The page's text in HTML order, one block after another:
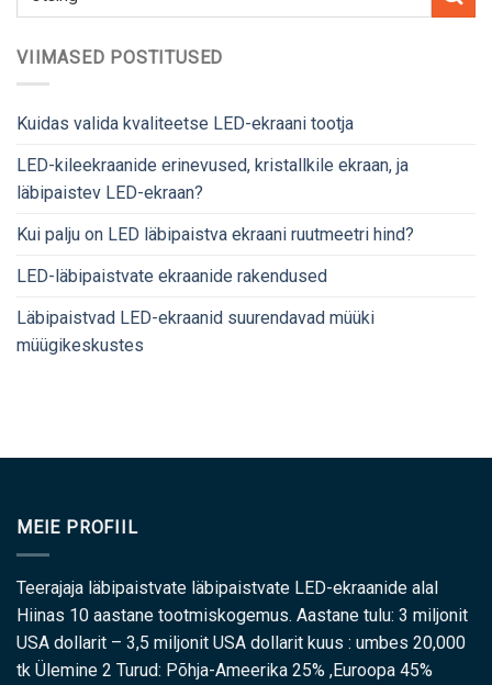
VIIMASED POSTITUSED
Kuidas valida kvaliteetse LED-ekraani tootja
LED-kileekraanide erinevused, kristallkile ekraan, ja
läbipaistev LED-ekraan?
Kui palju on LED läbipaistva ekraani ruutmeetri hind?
LED-läbipaistvate ekraanide rakendused
Läbipaistvad LED-ekraanid suurendavad müüki
müügikeskustes
MEIE PROFIIL
Teerajaja läbipaistvate läbipaistvate LED-ekraanide alal
Hiinas 10 aastane tootmiskogemus. Aastane tulu: 3 miljonit
USA dollarit – 3,5 miljonit USA dollarit kuus : umbes 20,000
tk Ülemine 2 Turud: Põhja-Ameerika 25% ,Euroopa 45%